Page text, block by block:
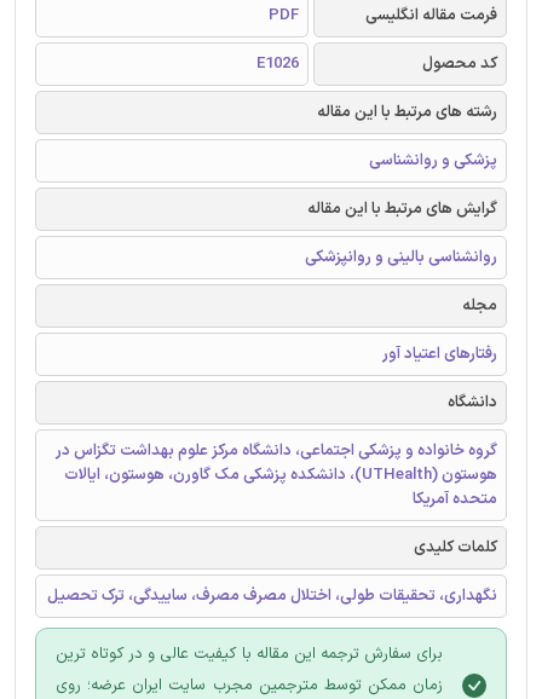
فرمت مقاله انگلیسی
PDF
کد محصول
E1026
رشته های مرتبط با این مقاله
پزشکی و روانشناسی
گرایش های مرتبط با این مقاله
روانشناسی بالینی و روانپزشکی
مجله
رفتارهای اعتیاد آور
دانشگاه
گروه خانواده و پزشکی اجتماعی، دانشگاه مرکز علوم بهداشت تگزاس در
هوستون (UTHealth)، دانشکده پزشکی مک گاورن، هوستون، ایالات
متحده آمریکا
کلمات کلیدی
نگهداری، تحقیقات طولی، اختلال مصرف مصرف، ساییدگی، ترک تحصیل
برای سفارش ترجمه این مقاله با کیفیت عالی و در کوتاه ترین
زمان ممکن توسط مترجمین مجرب سایت ایران عرضه؛ روی